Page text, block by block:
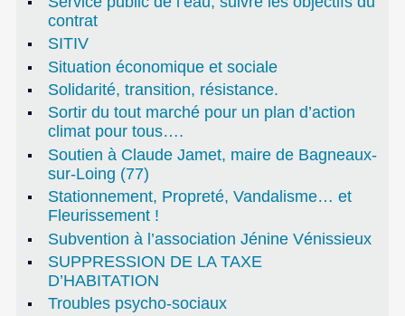
contrat
SITIV
Situation économique et sociale
Solidarité, transition, résistance.
Sortir du tout marché pour un plan d’action
climat pour tous….
Soutien à Claude Jamet, maire de Bagneaux-
sur-Loing (77)
Stationnement, Propreté, Vandalisme… et
Fleurissement !
Subvention à l’association Jénine Vénissieux
SUPPRESSION DE LA TAXE
D’HABITATION
Troubles psycho-sociaux